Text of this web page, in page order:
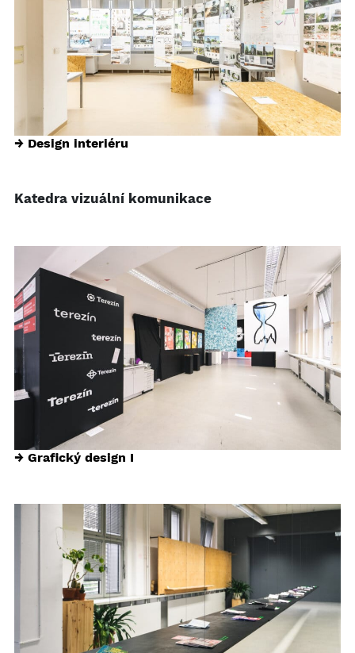
→ Design interiéru
Katedra vizuální komunikace
→ Grafický design I